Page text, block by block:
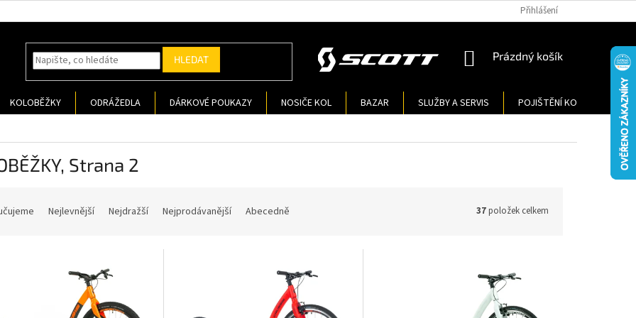
Přihlášení
HLEDAT
NÁKUPNÍ
Prázdný košík
KOLOBĚŽKY ODRÁŽEDLA DÁRKOVÉ POUKAZY NOSIČE KOL BAZAR SLUŽBY A SERVIS POJIŠTĚNÍ KOL
, Strana 2
Nejlevnější Nejdražší Nejprodávanější Abecedně 37položek celkem